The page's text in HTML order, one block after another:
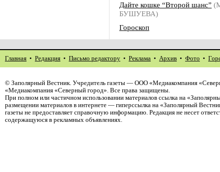
Дайте кошке “Второй шанс”
БУШУЕВА)
Гороскоп
Главная • Редакция • Письмо редактору • Реклама • Архив • Фото •
© Заполярный Вестник. Учредитель газеты — ООО «Медиакомпания
«Медиакомпания «Северный город». Все права защищены.
При полном или частичном использовании материалов ссылка на
размещении материалов в интернете — гиперссылка на «Заполярный
газеты не предоставляет справочную информацию. Редакция не несет
содержащуюся в рекламных объявлениях.